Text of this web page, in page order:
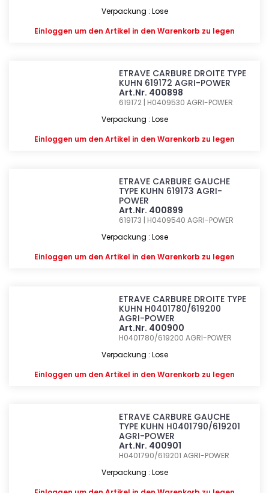
Verpackung : Lose
Einloggen um den Artikel in den Warenkorb zu legen
ETRAVE CARBURE DROITE TYPE
KUHN 619172 AGRI-POWER
Art.Nr. 400898
619172 | H0409530AGRI-POWER
Verpackung : Lose
Einloggen um den Artikel in den Warenkorb zu legen
ETRAVE CARBURE GAUCHE
TYPE KUHN 619173 AGRI-
POWER
Art.Nr. 400899
619173 | H0409540AGRI-POWER
Verpackung : Lose
Einloggen um den Artikel in den Warenkorb zu legen
ETRAVE CARBURE DROITE TYPE
KUHN H0401780/619200
AGRI-POWER
Art.Nr. 400900
H0401780/619200AGRI-POWER
Verpackung : Lose
Einloggen um den Artikel in den Warenkorb zu legen
ETRAVE CARBURE GAUCHE
TYPE KUHN H0401790/619201
AGRI-POWER
Art.Nr. 400901
H0401790/619201AGRI-POWER
Verpackung : Lose